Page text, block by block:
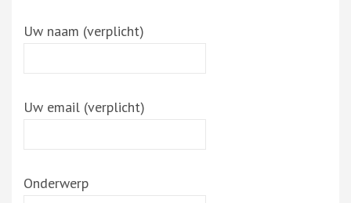
Uw naam (verplicht)
Uw email (verplicht)
Onderwerp